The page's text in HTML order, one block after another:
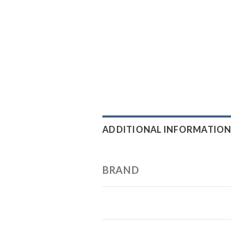
ADDITIONAL INFORMATION
BRAND